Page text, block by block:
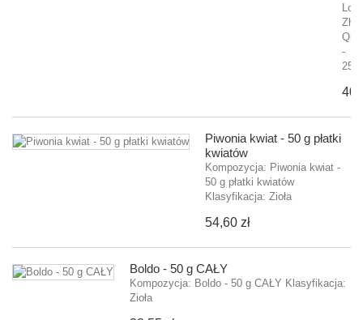
Zhu
-
25...
Piwonia kwiat - 50 g płatki
kwiatów
Kompozycja: Piwonia kwiat -
50 g płatki kwiatów
Klasyfikacja: Zioła
54,60 zł
Boldo - 50 g CAŁY
Kompozycja: Boldo - 50 g CAŁY Klasyfikacja:
Zioła